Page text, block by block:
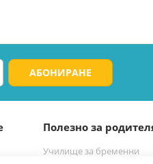
АБОНИРАНЕ
Полезно за
Училище за бременни